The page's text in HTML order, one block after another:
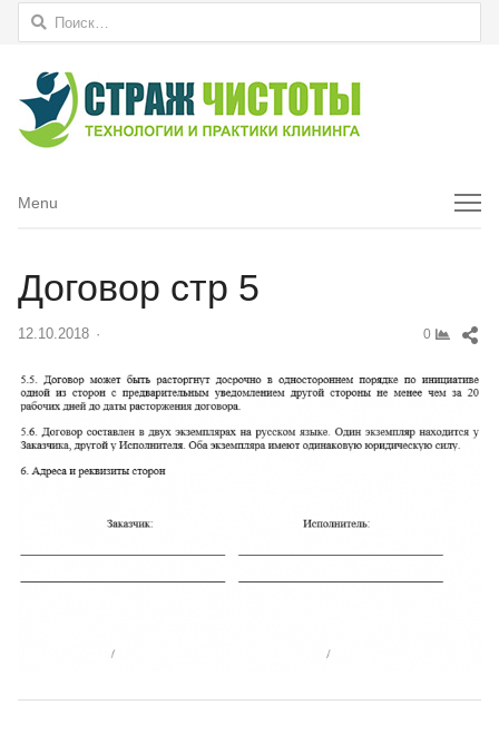
Найти:
Menu
Menu
Договор стр 5
12.10.2018 0